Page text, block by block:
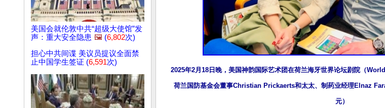
美国会就伦敦中共“超级大使馆”发
声：重大安全隐患 🖼️ (6,802次)
担心中共间谍 美议员提议全面禁
止中国学生签证 (6,591次)
2025年2月18日晚，美国神韵国际艺术团在荷兰海牙世界论坛剧院（
荷兰国防基金会董事Christian Prickaerts和太太、制药业经理Elnaz
元）